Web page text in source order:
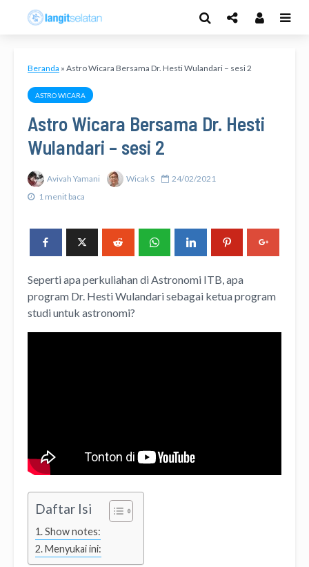
Beranda » Astro Wicara Bersama Dr. Hesti Wulandari – sesi 2
ASTRO WICARA
Astro Wicara Bersama Dr. Hesti
Wulandari – sesi 2
Avivah Yamani Wicak S
24/02/2021
1 menit baca
Seperti apa perkuliahan di Astronomi ITB, apa
program Dr. Hesti Wulandari sebagai ketua program
studi untuk astronomi?
Daftar Isi
Show notes:
Menyukai ini: